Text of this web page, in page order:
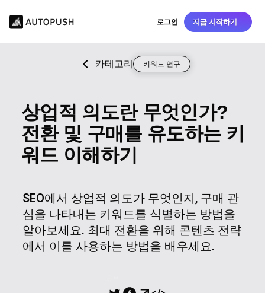
로그인 지금 시작하기
카테고리 키워드 연구
상업적 의도란 무엇인가?
전환 및 구매를 유도하는 키
워드 이해하기
SEO에서 상업적 의도가 무엇인지, 구매 관
심을 나타내는 키워드를 식별하는 방법을
알아보세요. 최대 전환을 위해 콘텐츠 전략
에서 이를 사용하는 방법을 배우세요.